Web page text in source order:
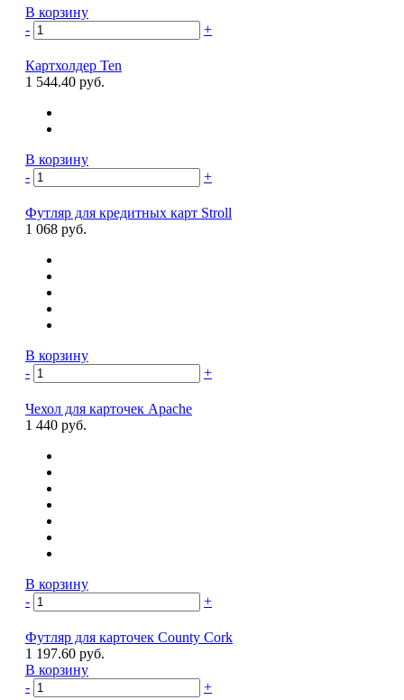
В корзину
-
+
Картхолдер Ten
1 544.40 руб.
В корзину
-
+
Футляр для кредитных карт Stroll
1 068 руб.
В корзину
-
+
Чехол для карточек Apache
1 440 руб.
В корзину
-
+
Футляр для карточек County Cork
1 197.60 руб.
В корзину
-
+